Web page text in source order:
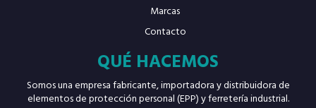
Marcas
Contacto
QUÉ HACEMOS
Somos una empresa fabricante, importadora y distribuidora de
elementos de protección personal (EPP) y ferretería industrial.